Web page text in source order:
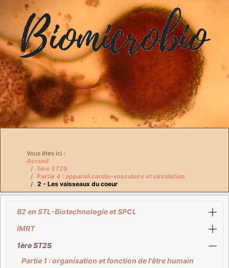
Vous êtes ici :
Accueil
1ère ST2S
Partie 4 : appareil cardio-vasculaire et circulation
2 - Les vaisseaux du coeur
B2 en STL-Biotechnologie et SPCL
IMRT
1ère ST2S
Partie 1 : organisation et fonction de l'être humain